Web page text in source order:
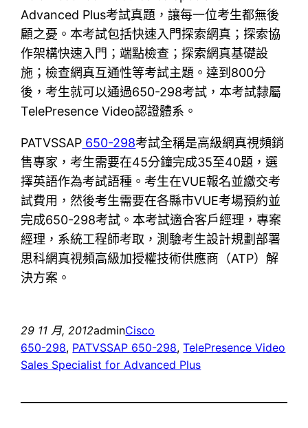
Advanced Plus考試真題，讓每一位考生都無後
顧之憂。本考試包括快速入門探索網真；探索協
作架構快速入門；端點檢查；探索網真基礎設
施；檢查網真互通性等考試主題。達到800分
後，考生就可以通過650-298考試，本考試隸屬
TelePresence Video認證體系。
PATVSSAP 650-298考試全稱是高級網真視頻銷
售專家，考生需要在45分鐘完成35至40題，選
擇英語作為考試語種。考生在VUE報名並繳交考
試費用，然後考生需要在各縣市VUE考場預約並
完成650-298考試。本考試適合客戶經理，專案
經理，系統工程師考取，測驗考生設計規劃部署
思科網真視頻高級加授權技術供應商（ATP）解
決方案。
29 11 月, 2012adminCisco
650-298, PATVSSAP 650-298, TelePresence Video
Sales Specialist for Advanced Plus